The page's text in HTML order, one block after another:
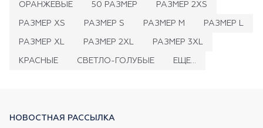
ОРАНЖЕВЫЕ 50 РАЗМЕР РАЗМЕР 2XS
РАЗМЕР XS РАЗМЕР S РАЗМЕР M РАЗМЕР L
РАЗМЕР XL РАЗМЕР 2XL РАЗМЕР 3XL
КРАСНЫЕ СВЕТЛО-ГОЛУБЫЕ ЕЩЕ...
НОВОСТНАЯ РАССЫЛКА